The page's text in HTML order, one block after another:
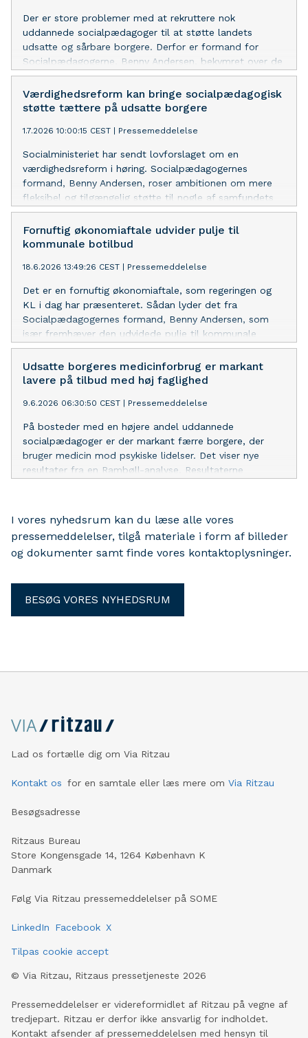
Der er store problemer med at rekruttere nok
uddannede socialpædagoger til at støtte landets
udsatte og sårbare borgere. Derfor er formand for
Socialpædagogerne, Benny Andersen, bekymret over de
fortsat lave ansøgertal til uddannelsen.
Værdighedsreform kan bringe socialpædagogisk
støtte tættere på udsatte borgere
1.7.2026 10:00:15 CEST Pressemeddelelse
Socialministeriet har sendt lovforslaget om en
værdighedsreform i høring. Socialpædagogernes
formand, Benny Andersen, roser ambitionen om mere
fleksibel og tilgængelig støtte til nogle af samfundets
mest udsatte borgere.
Fornuftig økonomiaftale udvider pulje til
kommunale botilbud
18.6.2026 13:49:26 CEST Pressemeddelelse
Det er en fornuftig økonomiaftale, som regeringen og
KL i dag har præsenteret. Sådan lyder det fra
Socialpædagogernes formand, Benny Andersen, som
især fremhæver den udvidede pulje til kommunale
botilbud og en styrket indsats mod snyd og svigt på
private botilbud. Han ærgrer sig dog over, at aftalen
ikke adresserer store udfordringer med kvalitet og
Udsatte borgeres medicinforbrug er markant
lavere på tilbud med høj faglighed
9.6.2026 06:30:50 CEST Pressemeddelelse
På bosteder med en højere andel uddannede
socialpædagoger er der markant færre borgere, der
bruger medicin mod psykiske lidelser. Det viser nye
resultater fra en Rambøll-analyse. Resultaterne
I vores nyhedsrum kan du læse alle vores
pressemeddelelser, tilgå materiale i form af billeder
og dokumenter samt finde vores kontaktoplysninger.
BESØG VORES NYHEDSRUM
Lad os fortælle dig om Via Ritzau
Kontakt os for en samtale eller læs mere om Via Ritzau
Besøgsadresse
Ritzaus Bureau
Store Kongensgade 14, 1264 København K
Danmark
Følg Via Ritzau pressemeddelelser på SOME
LinkedIn Facebook X
Tilpas cookie accept
© Via Ritzau, Ritzaus pressetjeneste 2026
Pressemeddelelser er videreformidlet af Ritzau på vegne af
tredjepart. Ritzau er derfor ikke ansvarlig for indholdet.
Kontakt afsender af pressemeddelelsen med hensyn til